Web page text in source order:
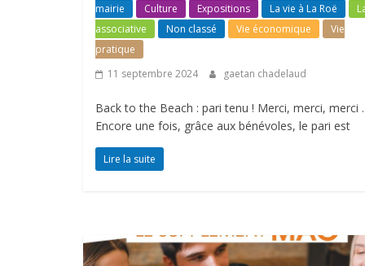
mairie
Culture Expositions La vie à La Roë
associative
Non classé Vie économique
Vie
pratique
11 septembre 2024
gaetan chadelaud
Back to the Beach : pari tenu ! Merci, merci, merci
Encore une fois, grâce aux bénévoles, le pari est
Lire la suite